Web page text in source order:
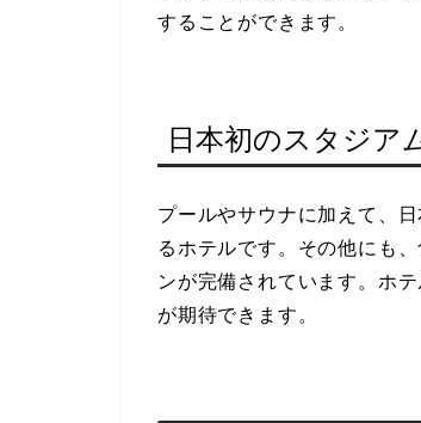
することができます。
日本初のスタジア
プールやサウナに加えて、
るホテルです。その他にも
ンが完備されています。ホ
が期待できます。